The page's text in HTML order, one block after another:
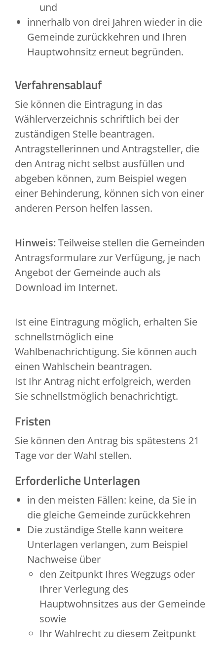
und
innerhalb von drei Jahren wieder in die
Gemeinde zurückkehren und Ihren
Hauptwohnsitz erneut begründen.
Verfahrensablauf
Sie können die Eintragung in das
Wählerverzeichnis schriftlich bei der
zuständigen Stelle beantragen.
Antragstellerinnen und Antragsteller, die
den Antrag nicht selbst ausfüllen und
abgeben können, zum Beispiel wegen
einer Behinderung, können sich von einer
anderen Person helfen lassen.
Hinweis:Teilweise stellen die Gemeinden
Antragsformulare zur Verfügung, je nach
Angebot der Gemeinde auch als
Download im Internet.
Ist eine Eintragung möglich, erhalten Sie
schnellstmöglich eine
Wahlbenachrichtigung. Sie können auch
einen Wahlschein beantragen.
Ist Ihr Antrag nicht erfolgreich, werden
Sie schnellstmöglich benachrichtigt.
Fristen
Sie können den Antrag bis spätestens 21
Tage vor der Wahl stellen.
Erforderliche Unterlagen
in den meisten Fällen: keine, da Sie in
die gleiche Gemeinde zurückkehren
Die zuständige Stelle kann weitere
Unterlagen verlangen, zum Beispiel
Nachweise über
den Zeitpunkt Ihres Wegzugs oder
Ihrer Verlegung des
Hauptwohnsitzes aus der Gemeinde
sowie
Ihr Wahlrecht zu diesem Zeitpunkt